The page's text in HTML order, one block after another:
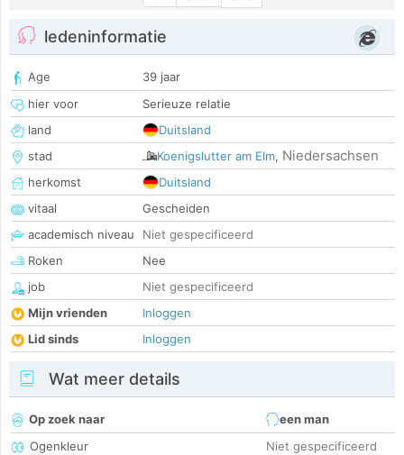
ledeninformatie
Age
39 jaar
hier voor
Serieuze relatie
land
Duitsland
stad
Koenigslutter am Elm, Niedersachsen
herkomst
Duitsland
vitaal
Gescheiden
academisch niveau
Niet gespecificeerd
Roken
Nee
job
Niet gespecificeerd
Mijn vrienden
Inloggen
Lid sinds
Inloggen
Wat meer details
Op zoek naar
een man
Ogenkleur
Niet gespecificeerd